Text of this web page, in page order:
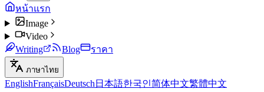
หน้าแรก
Image
Video
Writing
Blog ราคา
ภาษาไทย
EnglishFrançaisDeutsch 日本語한국인简体中文繁體中文